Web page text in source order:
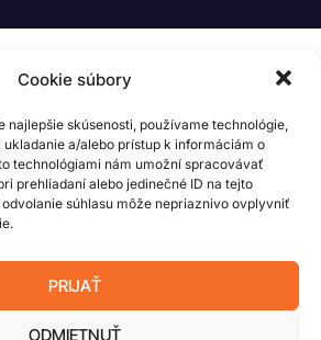
Cookie súbory
najlepšie skúsenosti, používame technológie,
a/alebo prístup k informáciám o
technológiami nám umožní spracovávať
prehliadaní alebo jedinečné ID na tejto
súhlasu môže nepriaznivo ovplyvniť
PRIJAŤ
ODMIETNUŤ